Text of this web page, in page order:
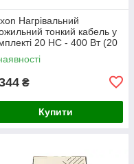
Нагрівальний
тонкий кабель у
20 HC - 400 Вт (20
₴
Купити